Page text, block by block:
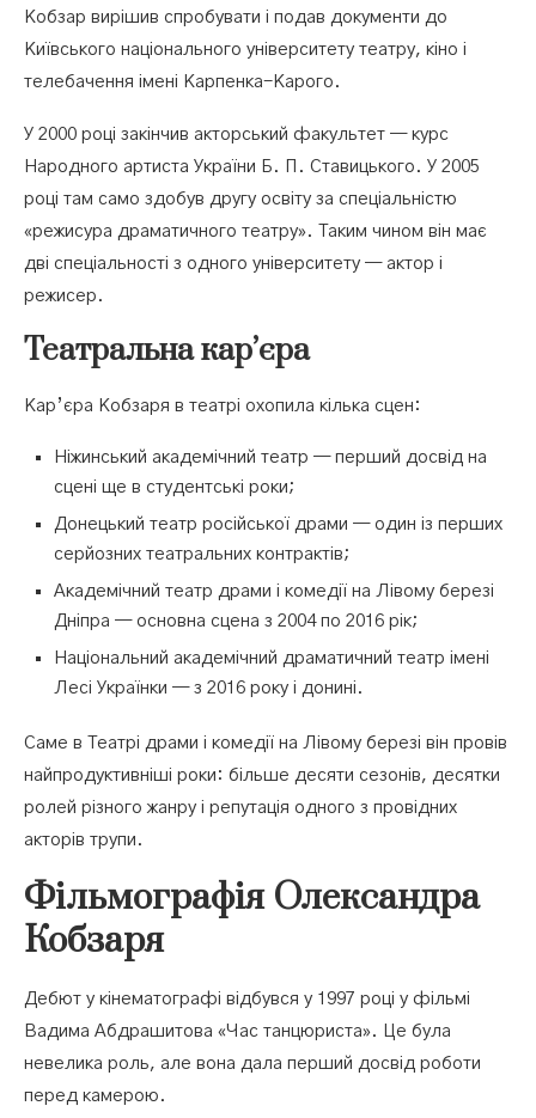
Кобзар вирішив спробувати і подав документи до
Київського національного університету театру, кіно і
телебачення імені Карпенка-Карого.
У 2000 році закінчив акторський факультет — курс
Народного артиста України Б. П. Ставицького. У 2005
році там само здобув другу освіту за спеціальністю
«режисура драматичного театру». Таким чином він має
дві спеціальності з одного університету — актор і
режисер.
Театральна кар’єра
Кар’єра Кобзаря в театрі охопила кілька сцен:
Ніжинський академічний театр — перший досвід на
сцені ще в студентські роки;
Донецький театр російської драми — один із перших
серйозних театральних контрактів;
Академічний театр драми і комедії на Лівому березі
Дніпра — основна сцена з 2004 по 2016 рік;
Національний академічний драматичний театр імені
Лесі Українки — з 2016 року і донині.
Саме в Театрі драми і комедії на Лівому березі він провів
найпродуктивніші роки: більше десяти сезонів, десятки
ролей різного жанру і репутація одного з провідних
акторів трупи.
Фільмографія Олександра
Кобзаря
Дебют у кінематографі відбувся у 1997 році у фільмі
Вадима Абдрашитова «Час танцюриста». Це була
невелика роль, але вона дала перший досвід роботи
перед камерою.